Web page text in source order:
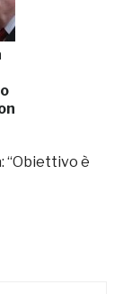
“Obiettivo è